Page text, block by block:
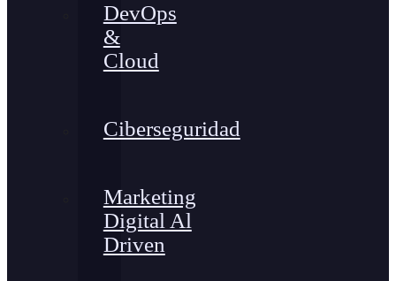
DevOps
&
Cloud
Ciberseguridad
Marketing
Digital Al
Driven